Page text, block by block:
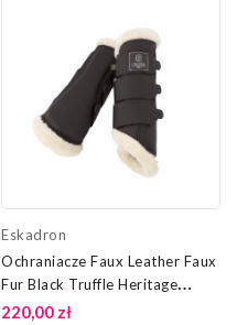
Eskadron
Ochraniacze Faux Leather Faux
Fur Black Truffle Heritage
25/26 Eskadron
220,00 zł